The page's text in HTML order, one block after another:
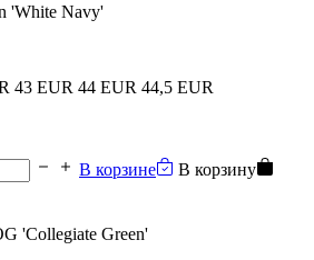
'White Navy'
43 EUR 44 EUR 44,5 EUR
В корзине
В корзину